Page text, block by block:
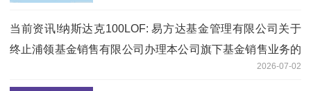
当前资讯!纳斯达克100LOF: 易方达基金管理有限公司关于
终止浦领基金销售有限公司办理本公司旗下基金销售业务的
2026-07-02